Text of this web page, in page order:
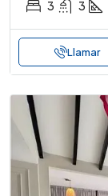
3 3
Llamar